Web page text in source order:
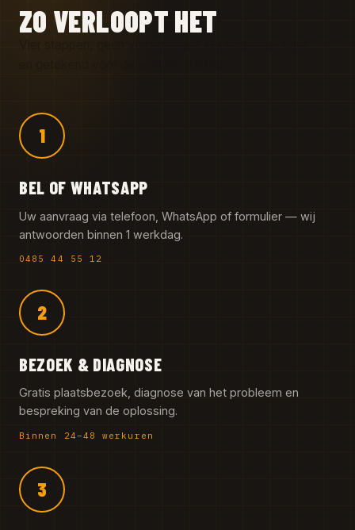
ZO VERLOOPT HET
1
BEL OF WHATSAPP
Uw aanvraag via telefoon, WhatsApp of formulier — wij
antwoorden binnen 1 werkdag.
0485 44 55 12
2
BEZOEK & DIAGNOSE
Gratis plaatsbezoek, diagnose van het probleem en
bespreking van de oplossing.
Binnen 24–48 werkuren
3